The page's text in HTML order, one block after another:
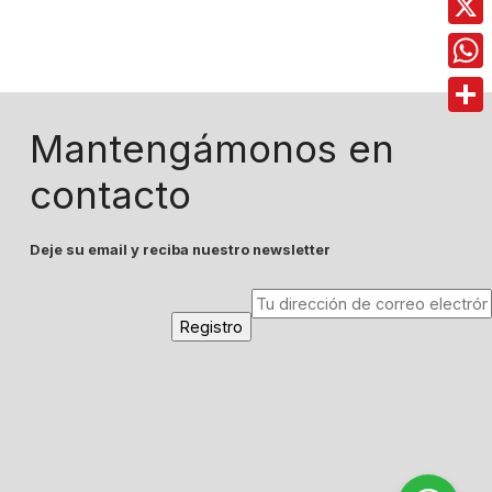
Mantengámonos en
contacto
Deje su email y reciba nuestro newsletter
X